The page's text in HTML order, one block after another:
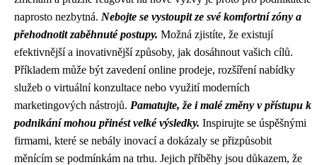
naprosto nezbytná. Nebojte se vystoupit ze své komfortní zóny a
přehodnotit zaběhnuté postupy. Možná zjistíte, že existují
efektivnější a inovativnější způsoby, jak dosáhnout vašich cílů.
Příkladem může být zavedení online prodeje, rozšíření nabídky
služeb o virtuální konzultace nebo využití moderních
marketingových nástrojů. Pamatujte, že i malé změny v přístupu k
podnikání mohou přinést velké výsledky. Inspirujte se úspěšnými
firmami, které se nebály inovací a dokázaly se přizpůsobit
měnícím se podmínkám na trhu. Jejich příběhy jsou důkazem, že